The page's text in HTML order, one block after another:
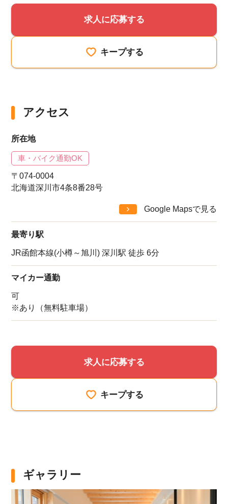
求人に応募する
キープする
アクセス
所在地
車・バイク通勤OK
〒074-0004
北海道深川市4条8番28号
Google Mapsで見る
最寄り駅
JR函館本線(小樽～旭川) 深川駅 徒歩 6分
マイカー通勤
可
※あり（無料駐車場）
求人に応募する
キープする
ギャラリー